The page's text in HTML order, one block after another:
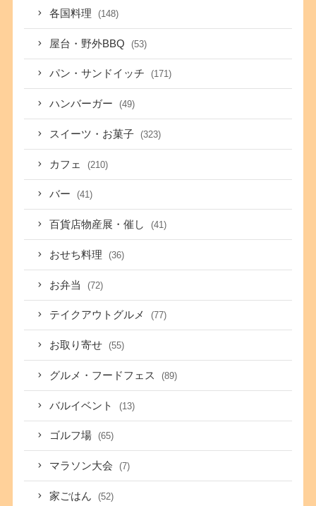
各国料理 (148)
屋台・野外BBQ (53)
パン・サンドイッチ (171)
ハンバーガー (49)
スイーツ・お菓子 (323)
カフェ (210)
バー (41)
百貨店物産展・催し (41)
おせち料理 (36)
お弁当 (72)
テイクアウトグルメ (77)
お取り寄せ (55)
グルメ・フードフェス (89)
バルイベント (13)
ゴルフ場 (65)
マラソン大会 (7)
家ごはん (52)